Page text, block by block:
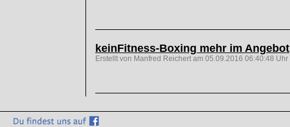
keinFitness-Boxing mehr im Angebot
Erstellt von Manfred Reichert am 05.09.2016 06:40:48 Uhr